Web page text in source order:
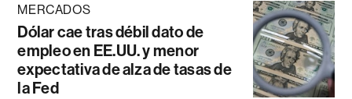
MERCADOS
Dólar cae tras débil dato de
empleo en EE.UU. y menor
expectativa de alza de tasas de
la Fed